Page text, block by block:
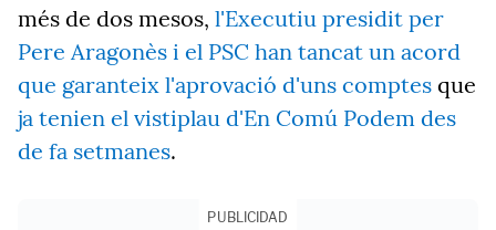
més de dos mesos, l'Executiu presidit per
Pere Aragonès i el PSC han tancat un acord
que garanteix l'aprovació d'uns comptes que
ja tenien el vistiplau d'En Comú Podem des
de fa setmanes.
PUBLICIDAD